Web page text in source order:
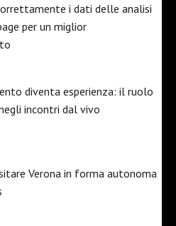
i dati delle analisi
per un miglior
diventa esperienza: il ruolo
incontri dal vivo
Verona in forma autonoma